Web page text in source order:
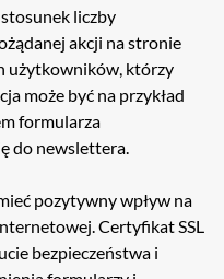
liczby
akcji na stronie
użytkowników, którzy
może być na przykład
formularza
do newslettera.
pozytywny wpływ na
Certyfikat SSL
bezpieczeństwa i